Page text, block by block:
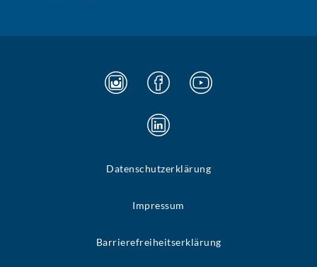
Datenschutzerklärung
Impressum
Barrierefreiheitserklärung